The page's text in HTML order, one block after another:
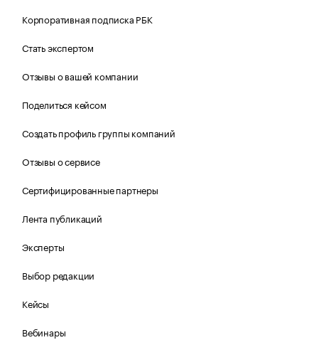
Корпоративная подписка РБК
Стать экспертом
Отзывы о вашей компании
Поделиться кейсом
Создать профиль группы компаний
Отзывы о сервисе
Сертифицированные партнеры
Лента публикаций
Эксперты
Выбор редакции
Кейсы
Вебинары